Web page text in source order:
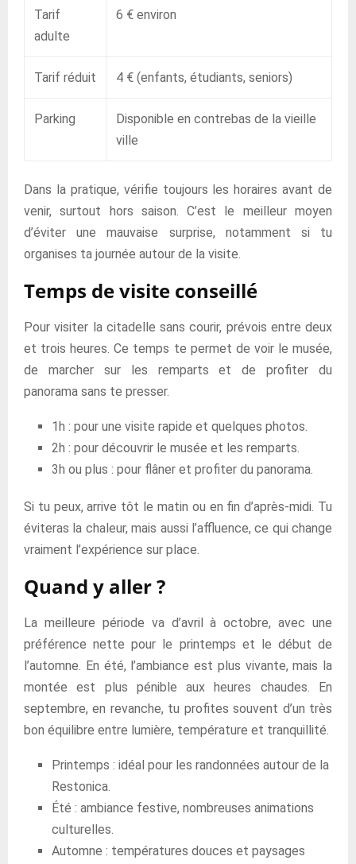
Tarif
adulte
6 € environ
Tarif réduit 4 € (enfants, étudiants, seniors)
Parking
Disponible en contrebas de la vieille
ville
Dans la pratique, vérifie toujours les horaires avant de
venir, surtout hors saison. C’est le meilleur moyen
d’éviter une mauvaise surprise, notamment si tu
organises ta journée autour de la visite.
Temps de visite conseillé
Pour visiter la citadelle sans courir, prévois entre deux
et trois heures. Ce temps te permet de voir le musée,
de marcher sur les remparts et de profiter du
panorama sans te presser.
1h : pour une visite rapide et quelques photos.
2h : pour découvrir le musée et les remparts.
3h ou plus : pour flâner et profiter du panorama.
Si tu peux, arrive tôt le matin ou en fin d’après-midi. Tu
éviteras la chaleur, mais aussi l’affluence, ce qui change
vraiment l’expérience sur place.
Quand y aller ?
La meilleure période va d’avril à octobre, avec une
préférence nette pour le printemps et le début de
l’automne. En été, l’ambiance est plus vivante, mais la
montée est plus pénible aux heures chaudes. En
septembre, en revanche, tu profites souvent d’un très
bon équilibre entre lumière, température et tranquillité.
Printemps : idéal pour les randonnées autour de la
Restonica.
Été : ambiance festive, nombreuses animations
culturelles.
Automne : températures douces et paysages